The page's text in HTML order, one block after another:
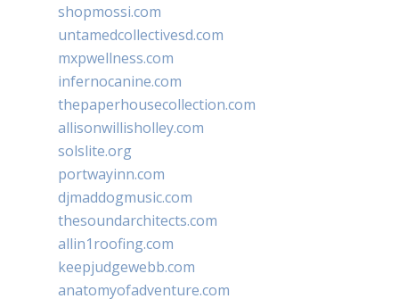
shopmossi.com
untamedcollectivesd.com
mxpwellness.com
infernocanine.com
thepaperhousecollection.com
allisonwillisholley.com
solslite.org
portwayinn.com
djmaddogmusic.com
thesoundarchitects.com
allin1roofing.com
keepjudgewebb.com
anatomyofadventure.com